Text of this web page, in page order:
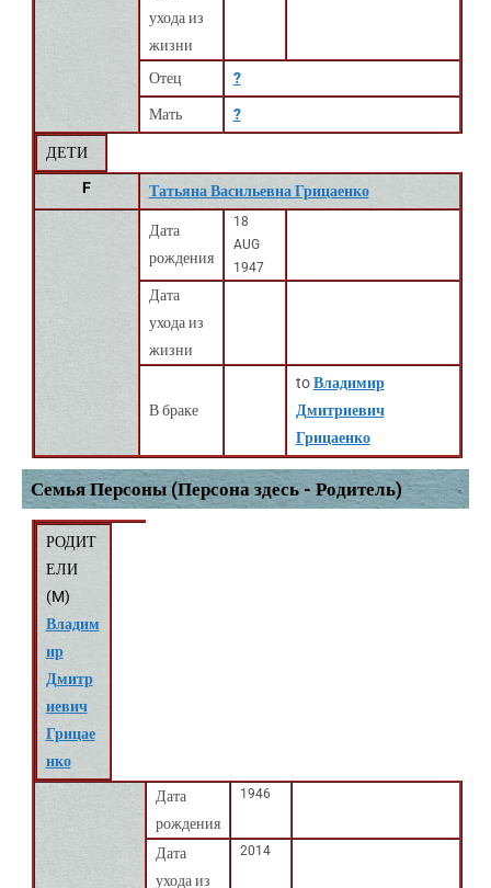
ухода из
жизни
Отец
?
Мать ?
ДЕТИ
F
Татьяна Васильевна Грицаенко
Дата
рождения
18
AUG
1947
Дата
ухода из
жизни
В браке
toВладимир
Дмитриевич
Грицаенко
Семья Персоны (Персона здесь - Родитель)
РОДИТ
ЕЛИ
(M)
Владим
ир
Дмитр
иевич
Грицае
нко
Дата
рождения
1946
Дата
ухода из
2014